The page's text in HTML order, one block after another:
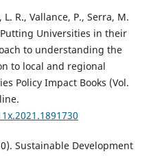
R., Vallance, P., Serra, M.
Putting Universities in their
to understanding the
to local and regional
Policy Impact Books (Vol.
Sustainable Development